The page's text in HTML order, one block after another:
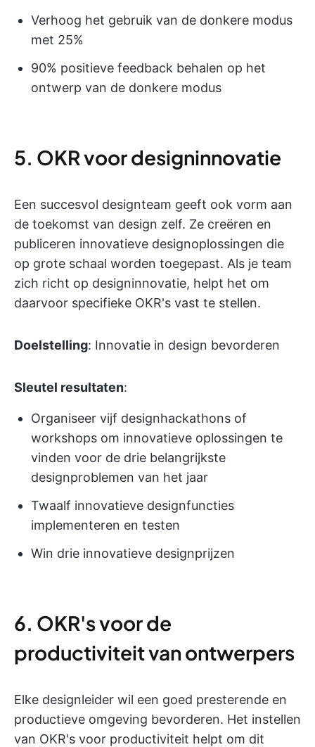
Verhoog het gebruik van de donkere modus
met 25%
90% positieve feedback behalen op het
ontwerp van de donkere modus
5. OKR voor designinnovatie
Een succesvol designteam geeft ook vorm aan
de toekomst van design zelf. Ze creëren en
publiceren innovatieve designoplossingen die
op grote schaal worden toegepast. Als je team
zich richt op designinnovatie, helpt het om
daarvoor specifieke OKR's vast te stellen.
Doelstelling: Innovatie in design bevorderen
Sleutel resultaten:
Organiseer vijf designhackathons of
workshops om innovatieve oplossingen te
vinden voor de drie belangrijkste
designproblemen van het jaar
Twaalf innovatieve designfuncties
implementeren en testen
Win drie innovatieve designprijzen
6. OKR's voor de
productiviteit van ontwerpers
Elke designleider wil een goed presterende en
productieve omgeving bevorderen. Het instellen
van OKR's voor productiviteit helpt om dit